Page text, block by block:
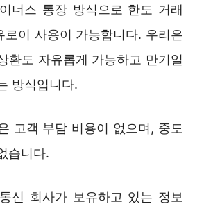
너스 통장 방식으로 한도 거래
로이 사용이 가능합니다. 우리은
환도 자유롭게 가능하고 만기일
방식입니다.
고객 부담 비용이 없으며, 중도
습니다.
신 회사가 보유하고 있는 정보